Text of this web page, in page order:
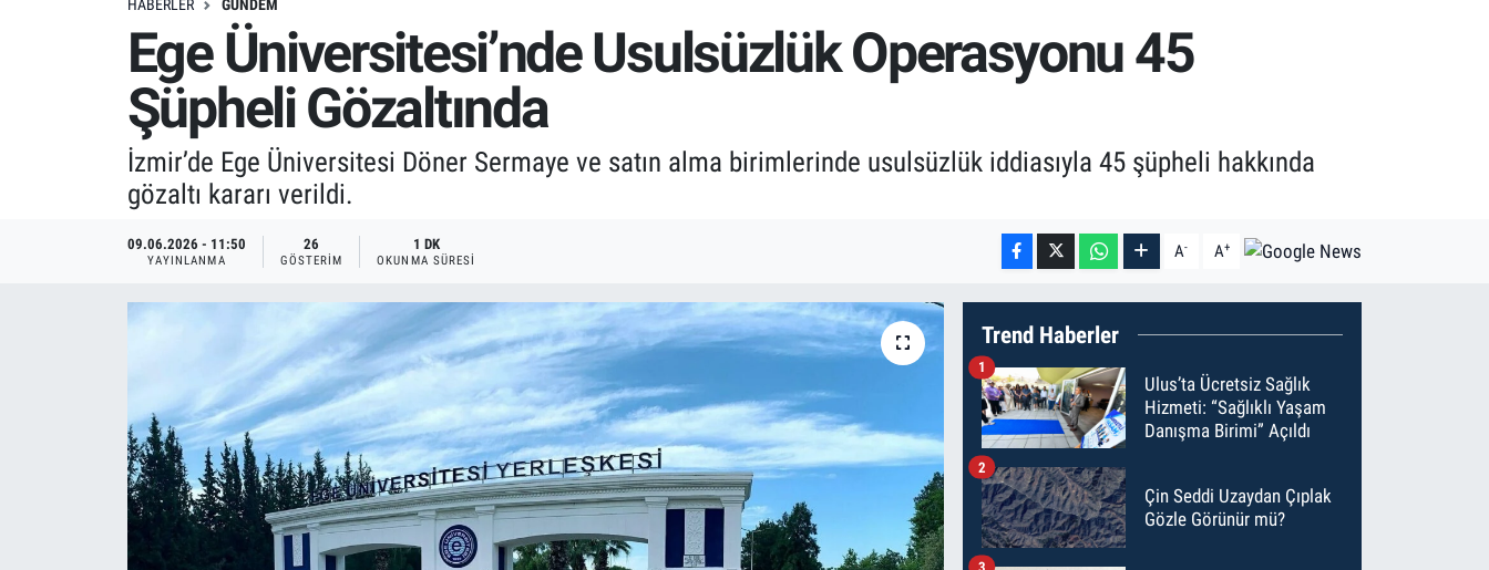
HABERLER GÜNDEM
Ege Üniversitesi’nde Usulsüzlük Operasyonu 45
Şüpheli Gözaltında
İzmir’de Ege Üniversitesi Döner Sermaye ve satın alma birimlerinde usulsüzlük iddiasıyla 45 şüpheli hakkında
gözaltı kararı verildi.
09.06.2026 - 11:50
YAYINLANMA
26
GÖSTERIM
1 DK
OKUNMA SÜRESI A- A+
Trend Haberler
Ulus’ta Ücretsiz Sağlık
Hizmeti: “Sağlıklı Yaşam
Danışma Birimi” Açıldı
1
Çin Seddi Uzaydan Çıplak
Gözle Görünür mü?
2
3